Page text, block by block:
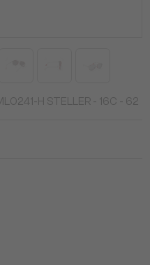
H STELLER - 16C - 62